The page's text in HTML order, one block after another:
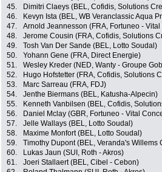
45.
Dimitri Claeys (BEL, Cofidis, Solutions
46.
Kevyn Ista (BEL, WB Veranclassic Aqua
47.
Arnold Jeannesson (FRA, Fortuneo -
48.
Jerome Cousin (FRA, Cofidis, Solutions
49.
Tosh Van Der Sande (BEL, Lotto Soudal)
50.
Yohann Gene (FRA, Direct Energie)
51.
Wesley Kreder (NED, Wanty - Groupe
52.
Hugo Hofstetter (FRA, Cofidis, Solutions
53.
Marc Sarreau (FRA, FDJ)
54.
Jenthe Biermans (BEL, Katusha-Alpecin)
55.
Kenneth Vanbilsen (BEL, Cofidis,
56.
Daniel Mclay (GBR, Fortuneo - Vital
57.
Jelle Wallays (BEL, Lotto Soudal)
58.
Maxime Monfort (BEL, Lotto Soudal)
59.
Timothy Dupont (BEL, Veranda's Willems
60.
Lukas Jaun (SUI, Roth - Akros)
61.
Joeri Stallaert (BEL, Cibel - Cebon)